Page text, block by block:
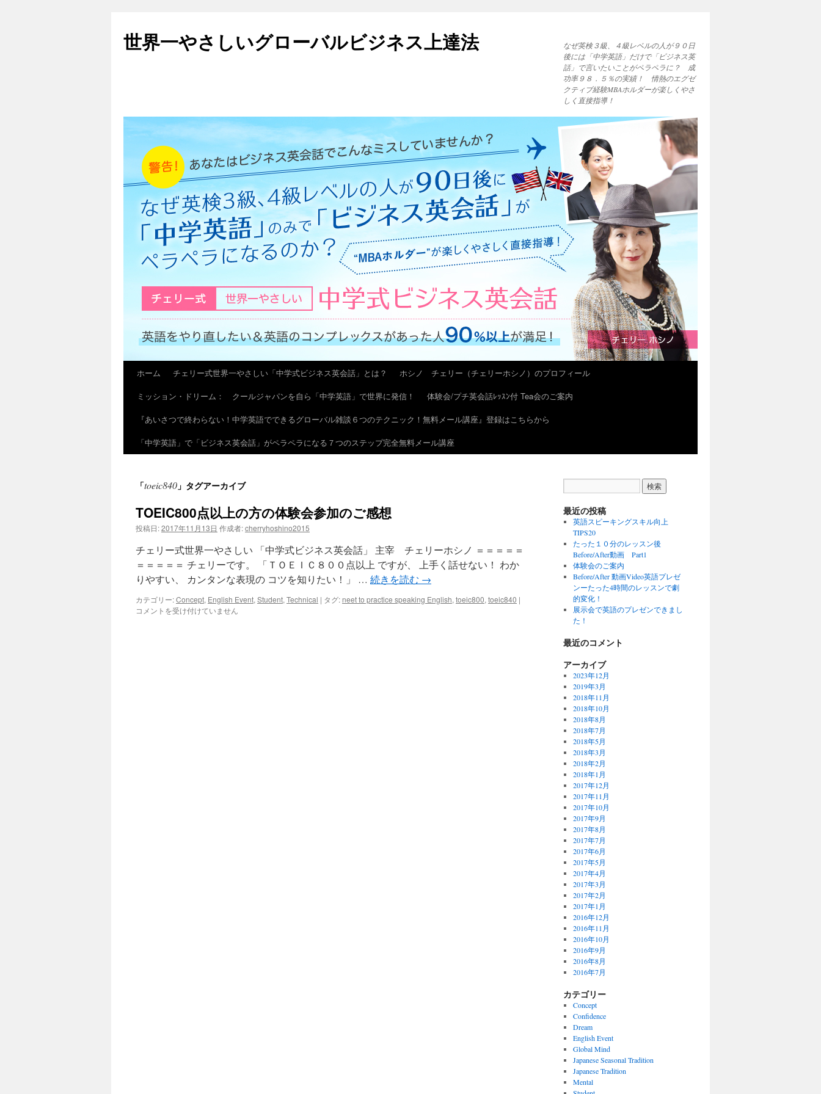
世界一やさしいグローバルビジネス上達法
なぜ英検３級、４級レベルの人が９０日
後には「中学英語」だけで「ビジネス英
話」で言いたいことがペラペラに？ 成
功率９８．５％の実績！ 情熱のエグゼ
クティブ経験MBAホルダーが楽しくやさ
しく直接指導！
ス
ホーム チェリー式世界一やさしい「中学式ビジネス英会話」とは？
ホシノ チェリー（チェリーホシノ）のプロフィール
ミッション・ドリーム： クールジャパンを自ら「中学英語」で世界に発信！
体験会/プチ英会話ﾚｯｽﾝ付 Tea会のご案内
『あいさつで終わらない！中学英語でできるグローバル雑談６つのテクニック！無料メール講座』登録はこちらから
「中学英語」で「ビジネス英会話」がペラペラになる７つのステップ完全無料メール講座
「toeic840 」タグアーカイブ
TOEIC800点以上の方の体験会参加のご感想
投稿日:2017年11月13日 作成者:cherryhoshino2015
チェリー式世界一やさしい 「中学式ビジネス英会話」 主宰 チェリーホシノ ＝＝＝＝＝
＝＝＝＝＝ チェリーです。 「ＴＯＥＩＣ８００点以上 ですが、 上手く話せない！ わか
りやすい、 カンタンな表現の コツを知りたい！」 … 続きを読む →
カテゴリー:Concept, English Event, Student, Technical | タグ: neet to practice speaking English, toeic800, toeic840 |
コメントを受け付けていません
最近の投稿
英語スピーキングスキル向上
TIPS20
たった１０分のレッスン後
Before/After動画 Part1
体験会のご案内
Before/After 動画Video英語プレゼ
ンーたった4時間のレッスンで劇
的変化！
展示会で英語のプレゼンできまし
た！
最近のコメント
アーカイブ
2023年12月
2019年3月
2018年11月
2018年10月
2018年8月
2018年7月
2018年5月
2018年3月
2018年2月
2018年1月
2017年12月
2017年11月
2017年10月
2017年9月
2017年8月
2017年7月
2017年6月
2017年5月
2017年4月
2017年3月
2017年2月
2017年1月
2016年12月
2016年11月
2016年10月
2016年9月
2016年8月
2016年7月
カテゴリー
Concept
Confidence
Dream
English Event
Global Mind
Japanese Seasonal Tradition
Japanese Tradition
Mental